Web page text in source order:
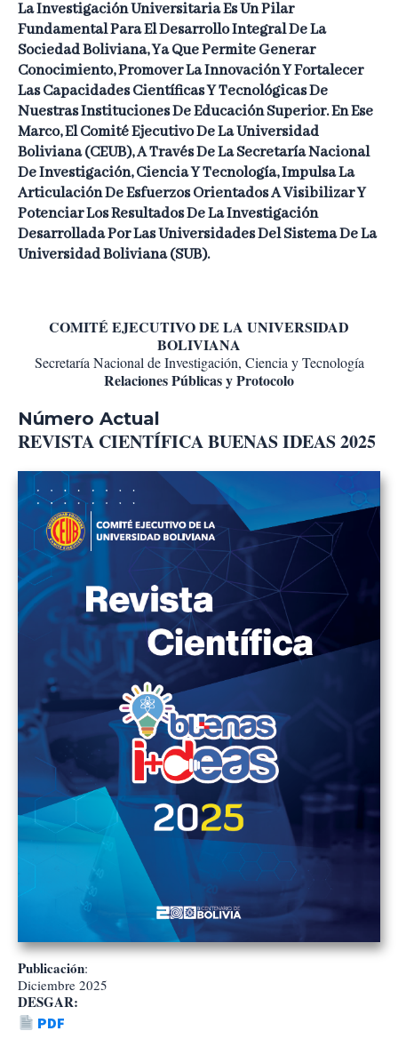
La Investigación Universitaria Es Un Pilar
Fundamental Para El Desarrollo Integral De La
Sociedad Boliviana, Ya Que Permite Generar
Conocimiento, Promover La Innovación Y Fortalecer
Las Capacidades Científicas Y Tecnológicas De
Nuestras Instituciones De Educación Superior. En Ese
Marco, El Comité Ejecutivo De La Universidad
Boliviana (CEUB), A Través De La Secretaría Nacional
De Investigación, Ciencia Y Tecnología, Impulsa La
Articulación De Esfuerzos Orientados A Visibilizar Y
Potenciar Los Resultados De La Investigación
Desarrollada Por Las Universidades Del Sistema De La
Universidad Boliviana (SUB).
COMITÉ EJECUTIVO DE LA UNIVERSIDAD
BOLIVIANA
Secretaría Nacional de Investigación, Ciencia y Tecnología
Relaciones Públicas y Protocolo
Número Actual
REVISTA CIENTÍFICA BUENAS IDEAS 2025
Publicación:
Diciembre 2025
DESGAR:
PDF